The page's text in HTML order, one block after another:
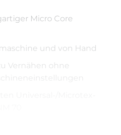
Micro Core
und von Hand
Vernähen ohne